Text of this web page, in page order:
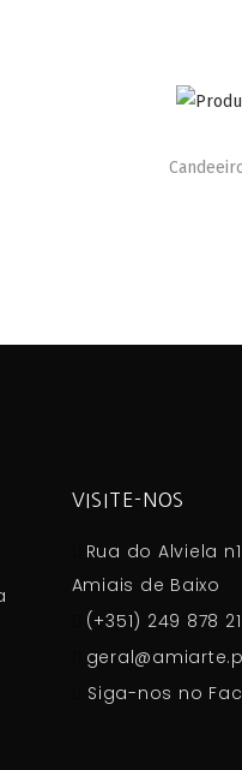
VISITE-NOS
Rua do Alviela
Amiais de Baixo
(+351) 249 878
Siga-nos no